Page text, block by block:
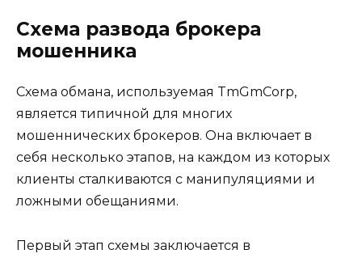
Схема развода брокера
мошенника
Схема обмана, используемая TmGmCorp,
является типичной для многих
мошеннических брокеров. Она включает в
себя несколько этапов, на каждом из которых
клиенты сталкиваются с манипуляциями и
ложными обещаниями.
Первый этап схемы заключается в